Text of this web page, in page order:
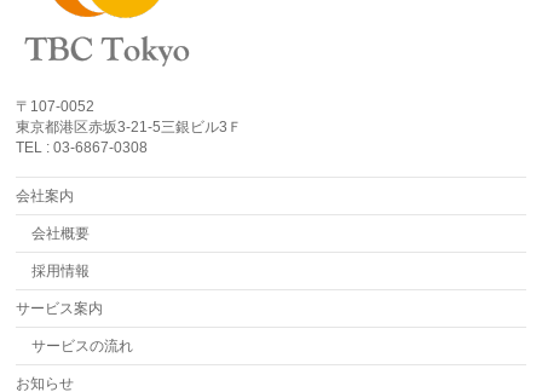
〒107-0052
東京都港区赤坂3-21-5三銀ビル3Ｆ
TEL : 03-6867-0308
会社案内
会社概要
採用情報
サービス案内
サービスの流れ
お知らせ